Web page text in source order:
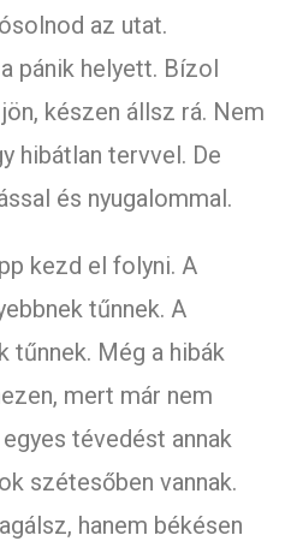
az utat.
pánik helyett. Bízol
készen állsz rá. Nem
hibátlan tervvel. De
és nyugalommal.
kezd el folyni. A
tűnnek. A
tűnnek. Még a hibák
mert már nem
tévedést annak
szétesőben vannak.
hanem békésen